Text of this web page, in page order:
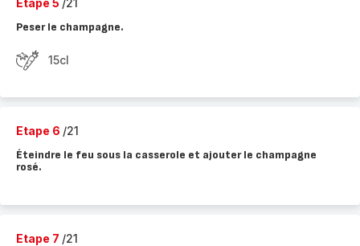
Etape 5 /21
Peser le champagne.
15cl
Etape 6 /21
Éteindre le feu sous la casserole et ajouter le champagne
rosé.
Etape 7 /21